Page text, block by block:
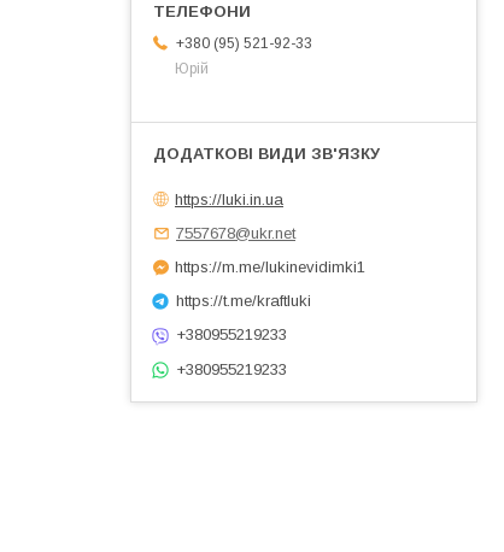
+380 (95) 521-92-33
Юрій
https://luki.in.ua
7557678@ukr.net
https://m.me/lukinevidimki1
https://t.me/kraftluki
+380955219233
+380955219233